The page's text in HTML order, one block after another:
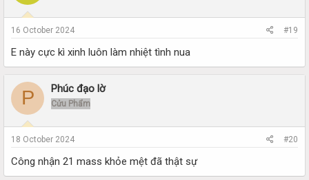
16 October 2024 #19
E này cực kì xinh luôn làm nhiệt tình nua
P Phúc đạo lờ
Cửu Phẩm
18 October 2024 #20
Công nhận 21 mass khỏe mệt đã thật sự